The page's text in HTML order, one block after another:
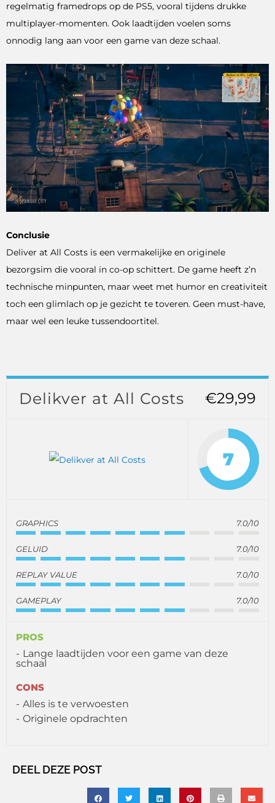
regelmatig framedrops op de PS5, vooral tijdens drukke
multiplayer-momenten. Ook laadtijden voelen soms
onnodig lang aan voor een game van deze schaal.
Conclusie
Deliver at All Costs is een vermakelijke en originele
bezorgsim die vooral in co-op schittert. De game heeft z’n
technische minpunten, maar weet met humor en creativiteit
toch een glimlach op je gezicht te toveren. Geen must-have,
maar wel een leuke tussendoortitel.
Delikver at All Costs €29,99
7
GRAPHICS 7.0/10
GELUID 7.0/10
REPLAY VALUE 7.0/10
GAMEPLAY 7.0/10
PROS
Lange laadtijden voor een game van deze
schaal
CONS
Alles is te verwoesten
Originele opdrachten
DEEL DEZE POST